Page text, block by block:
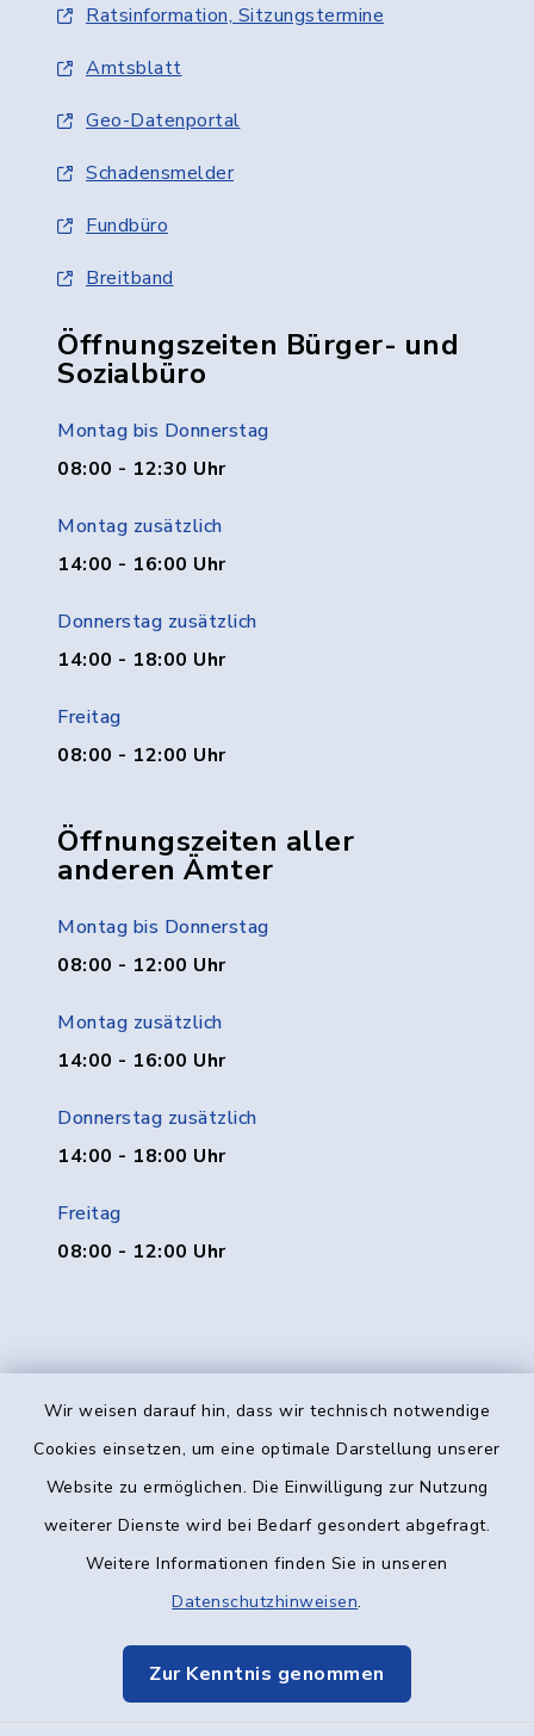
Wir weisen darauf hin, dass wir technisch notwendige
Cookies einsetzen, um eine optimale Darstellung unserer
Website zu ermöglichen. Die Einwilligung zur Nutzung
weiterer Dienste wird bei Bedarf gesondert abgefragt.
Weitere Informationen finden Sie in unseren
Datenschutzhinweisen.
Zur Kenntnis genommen
Ratsinformation, Sitzungstermine
Amtsblatt
Geo-Datenportal
Schadensmelder
Fundbüro
Breitband
Öffnungszeiten Bürger- und
Sozialbüro
Montag bis Donnerstag
08:00 - 12:30 Uhr
Montag zusätzlich
14:00 - 16:00 Uhr
Donnerstag zusätzlich
14:00 - 18:00 Uhr
Freitag
08:00 - 12:00 Uhr
Öffnungszeiten aller
anderen Ämter
Montag bis Donnerstag
08:00 - 12:00 Uhr
Montag zusätzlich
14:00 - 16:00 Uhr
Donnerstag zusätzlich
14:00 - 18:00 Uhr
Freitag
08:00 - 12:00 Uhr
Kontakt
Datenschutz
Elektronische Kommunikation